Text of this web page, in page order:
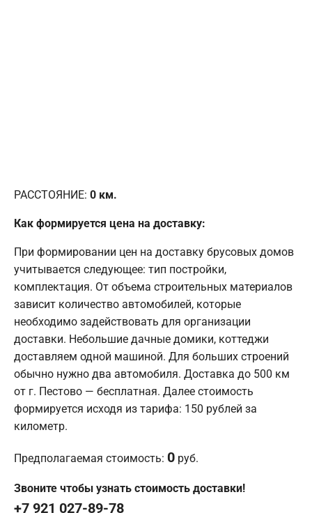
РАССТОЯНИЕ: 0 км.
Как формируется цена на доставку:
При формировании цен на доставку брусовых домов
учитывается следующее: тип постройки,
комплектация. От объема строительных материалов
зависит количество автомобилей, которые
необходимо задействовать для организации
доставки. Небольшие дачные домики, коттеджи
доставляем одной машиной. Для больших строений
обычно нужно два автомобиля. Доставка до 500 км
от г. Пестово — бесплатная. Далее стоимость
формируется исходя из тарифа: 150 рублей за
километр.
Предполагаемая стоимость: 0 руб.
Звоните чтобы узнать стоимость доставки!
+7 921 027-89-78